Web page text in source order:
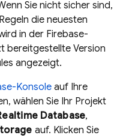
Sie nicht sicher sind,
die neuesten
in der Firebase-
bereitgestellte Version
angezeigt.
-Konsole auf Ihre
wählen Sie Ihr Projekt
Database,
auf. Klicken Sie